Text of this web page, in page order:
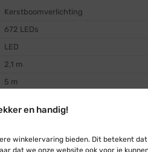
en handig!
winkelervaring bieden. Dit betekent dat
dat we onze website ook voor je
Kerstboomverlichting
672 LEDs
LED
2,1 m
5 m
binnen en buiten